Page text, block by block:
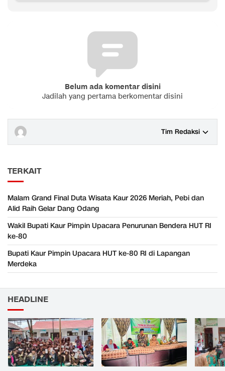
Belum ada komentar disini
Jadilah yang pertama berkomentar disini
Tim Redaksi
TERKAIT
Malam Grand Final Duta Wisata Kaur 2026 Meriah, Pebi dan
Alid Raih Gelar Dang Odang
Wakil Bupati Kaur Pimpin Upacara Penurunan Bendera HUT RI
ke-80
Bupati Kaur Pimpin Upacara HUT ke-80 RI di Lapangan
Merdeka
HEADLINE